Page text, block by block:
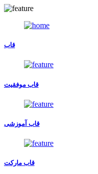
قاب
قاب موفقیت
قاب آموزشی
قاب مارکت